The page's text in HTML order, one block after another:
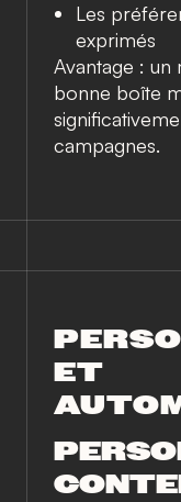
Les
exprimés
Avantage : un
bonne boîte
campagnes.
ET